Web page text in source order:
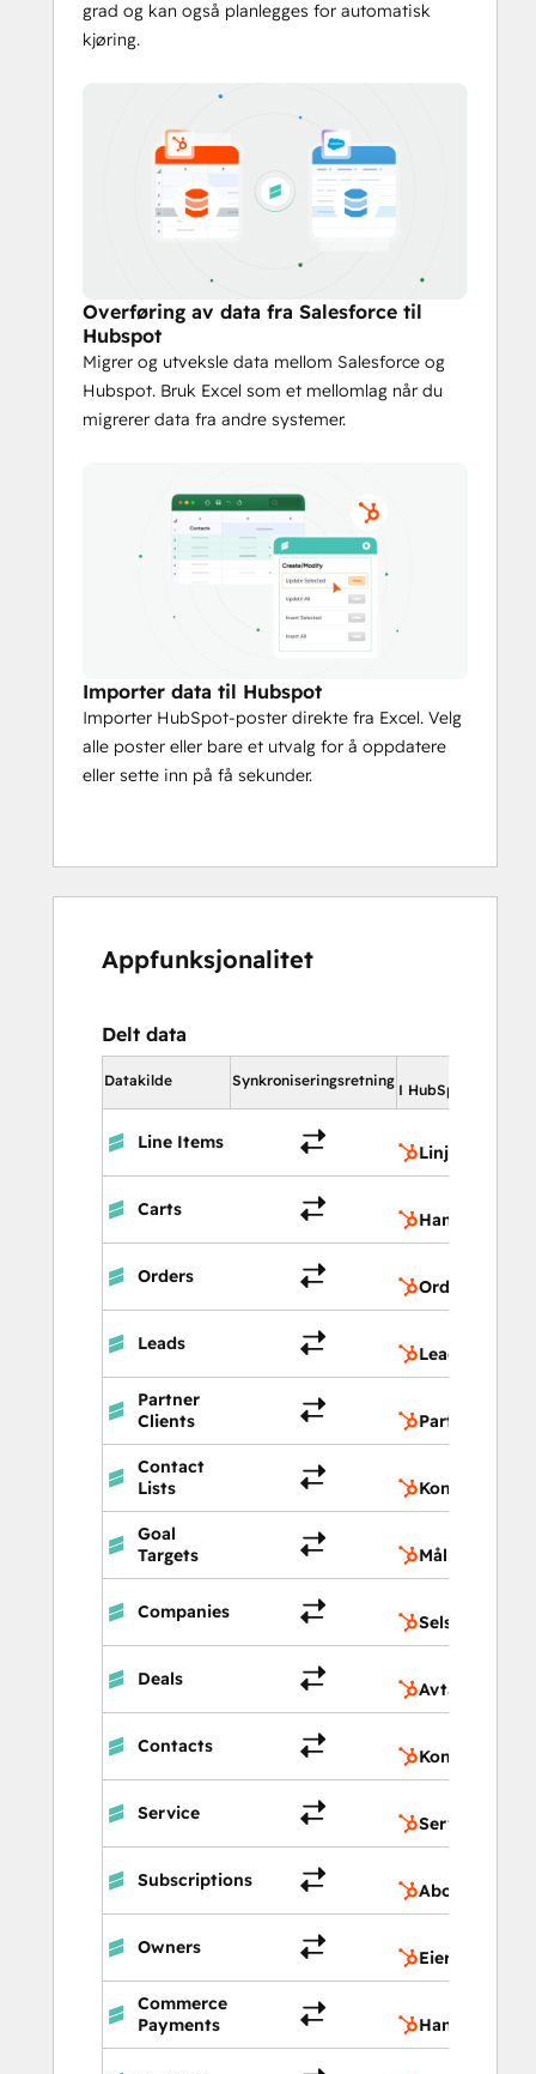
grad og kan også planlegges for automatisk
kjøring.
Overføring av data fra Salesforce til
Hubspot
Migrer og utveksle data mellom Salesforce og
Hubspot. Bruk Excel som et mellomlag når du
migrerer data fra andre systemer.
Importer data til Hubspot
Importer HubSpot-poster direkte fra Excel. Velg
alle poster eller bare et utvalg for å oppdatere
eller sette inn på få sekunder.
Appfunksjonalitet
Delt data
Datakilde Synkroniseringsretning
I HubSpot
Line Items
Carts
Handlevogner
Orders
Ordrer
Leads
Leads
Partner
Clients
Contact
Lists
Kontaktlister
Goal
Targets
Mål
Companies
Selskaper
Deals
Avtaler
Contacts
Kontakter
Service
Service
Subscriptions
Owners
Eiere
Commerce
Payments